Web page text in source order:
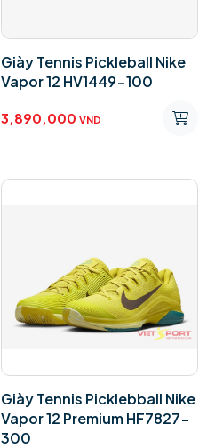
Giày Tennis Pickleball Nike
Vapor 12 HV1449-100
3,890,000 VND
Giày Tennis Picklebball Nike
Vapor 12 Premium HF7827-
300